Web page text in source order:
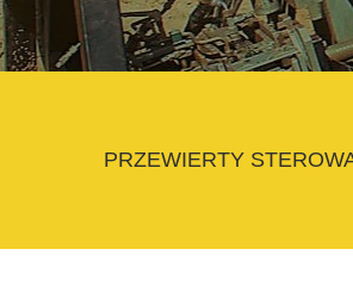
PRZEWIERTY